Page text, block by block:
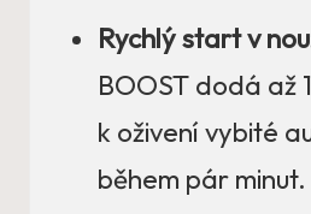
Rychlý start v
BOOST dodá až
k oživení vybité
během pár minut.